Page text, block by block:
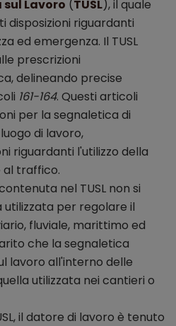
sul Lavoro (TUSL), il quale
riguardanti
ed emergenza. Il TUSL
prescrizioni
delineando precise
161-164. Questi articoli
per la segnaletica di
di lavoro,
riguardanti l'utilizzo della
al traffico.
nel TUSL non si
per regolare il
fluviale, marittimo ed
che la segnaletica
lavoro all'interno delle
utilizzata nei cantieri o
il datore di lavoro è tenuto